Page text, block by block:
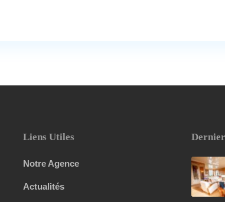
Liens Utiles
Notre Agence
Actualités